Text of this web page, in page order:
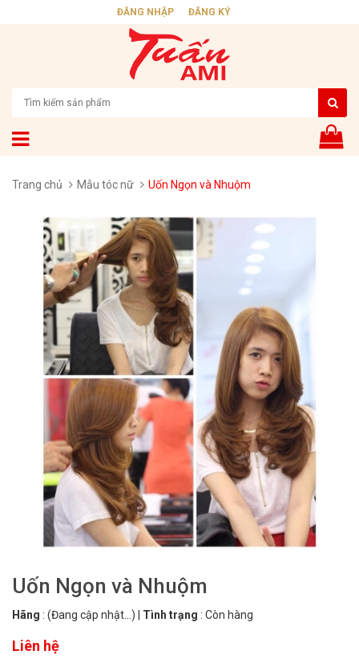
ĐĂNG NHẬP ĐĂNG KÝ
Trang chủ Mẫu tóc nữ Uốn Ngọn và Nhuộm
Uốn Ngọn và Nhuộm
Hãng : (Đang cập nhật...) Tình trạng : Còn hàng
Liên hệ